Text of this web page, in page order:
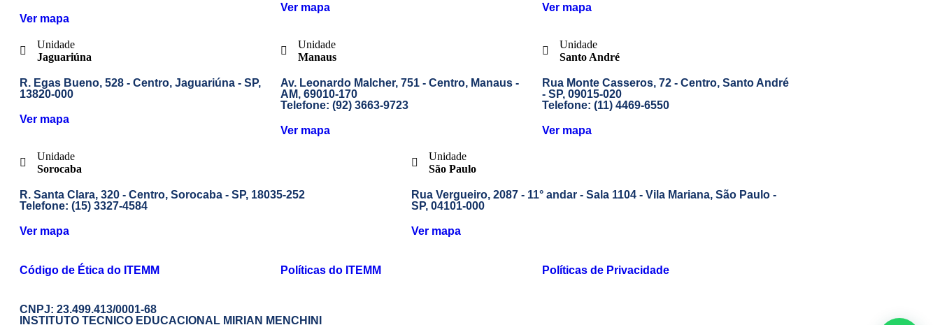
Ver mapa
Ver mapa Ver mapa
Unidade
Jaguariúna
R. Egas Bueno, 528 - Centro, Jaguariúna - SP,
13820-000
Ver mapa
Unidade
Manaus
Av. Leonardo Malcher, 751 - Centro, Manaus -
AM, 69010-170
Telefone: (92) 3663-9723
Ver mapa
Unidade
Santo André
Rua Monte Casseros, 72 - Centro, Santo André
- SP, 09015-020
Telefone: (11) 4469-6550
Ver mapa
Unidade
Sorocaba
R. Santa Clara, 320 - Centro, Sorocaba - SP, 18035-252
Telefone: (15) 3327-4584
Ver mapa
Unidade
São Paulo
Rua Vergueiro, 2087 - 11° andar - Sala 1104 - Vila Mariana, São Paulo -
SP, 04101-000
Ver mapa
Código de Ética do ITEMM Políticas do ITEMM Políticas de Privacidade
CNPJ: 23.499.413/0001-68
INSTITUTO TECNICO EDUCACIONAL MIRIAN MENCHINI